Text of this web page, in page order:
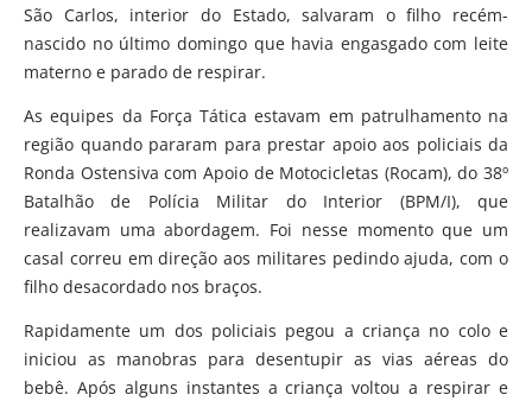
São Carlos, interior do Estado, salvaram o filho recém-
nascido no último domingo que havia engasgado com leite
materno e parado de respirar.
As equipes da Força Tática estavam em patrulhamento na
região quando pararam para prestar apoio aos policiais da
Ronda Ostensiva com Apoio de Motocicletas (Rocam), do 38º
Batalhão de Polícia Militar do Interior (BPM/I), que
realizavam uma abordagem. Foi nesse momento que um
casal correu em direção aos militares pedindo ajuda, com o
filho desacordado nos braços.
Rapidamente um dos policiais pegou a criança no colo e
iniciou as manobras para desentupir as vias aéreas do
bebê. Após alguns instantes a criança voltou a respirar e